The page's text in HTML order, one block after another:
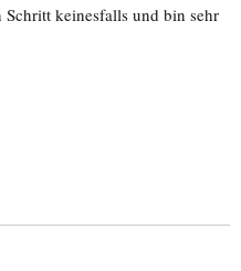
keinesfalls und bin sehr